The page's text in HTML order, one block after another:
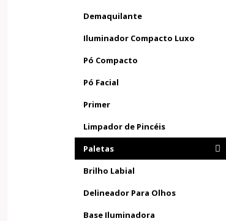
Demaquilante
Iluminador Compacto Luxo
Pó Compacto
Pó Facial
Primer
Limpador de Pincéis
Paletas
Brilho Labial
Delineador Para Olhos
Base Iluminadora